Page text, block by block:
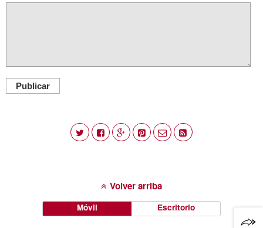
Publicar
Volver arriba
Móvil Escritorio